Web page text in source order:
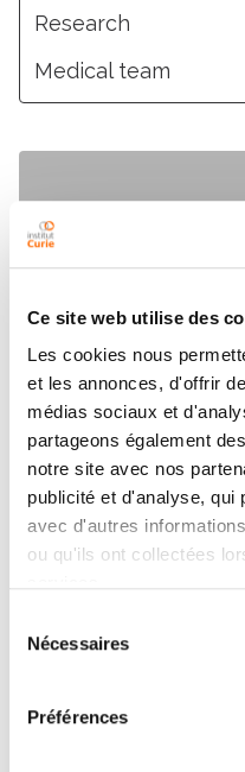
Ce site web utilise des
Les cookies nous
et les annonces, d'offrir
médias sociaux et
partageons également
notre site avec nos
publicité et d'analyse, qui
avec d'autres
ou qu'ils ont collectées
Nécessaires
Préférences
Research
Medical team
Institut